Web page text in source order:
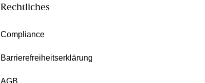
Rechtliches
Compliance
Barrierefreiheitserklärung